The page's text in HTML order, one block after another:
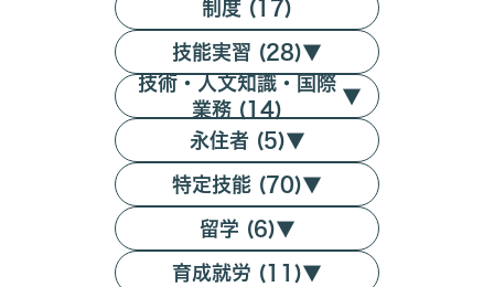
制度 (17)
技能実習 (28)▼
技術・人文知識・国際
業務 (14)
▼
永住者 (5)▼
特定技能 (70)▼
留学 (6)▼
育成就労 (11)▼